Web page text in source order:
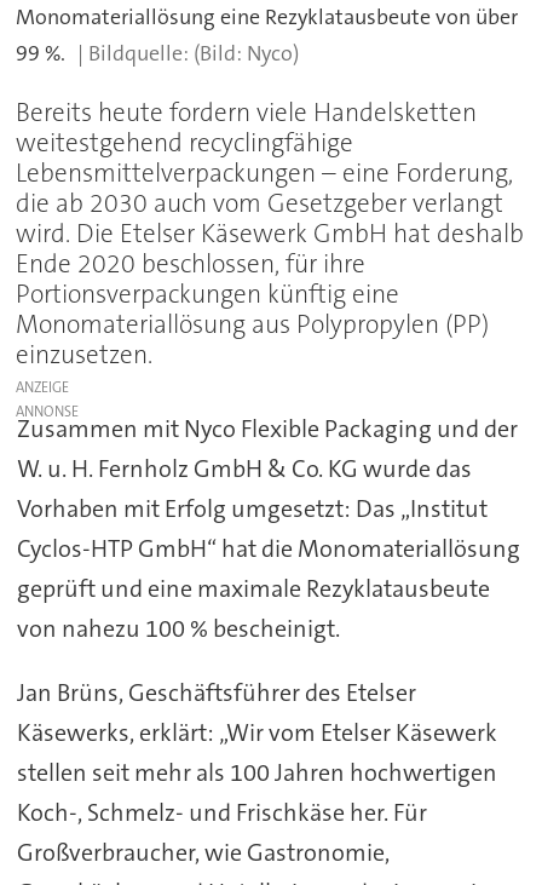
Monomateriallösung eine Rezyklatausbeute von über
99 %.
(Bild: Nyco)
Bereits heute fordern viele Handelsketten
weitestgehend recyclingfähige
Lebensmittelverpackungen – eine Forderung,
die ab 2030 auch vom Gesetzgeber verlangt
wird. Die Etelser Käsewerk GmbH hat deshalb
Ende 2020 beschlossen, für ihre
Portionsverpackungen künftig eine
Monomateriallösung aus Polypropylen (PP)
einzusetzen.
ANZEIGE
Zusammen mit Nyco Flexible Packaging und der
W. u. H. Fernholz GmbH & Co. KG wurde das
Vorhaben mit Erfolg umgesetzt: Das „Institut
Cyclos-HTP GmbH“ hat die Monomateriallösung
geprüft und eine maximale Rezyklatausbeute
von nahezu 100 % bescheinigt.
Jan Brüns, Geschäftsführer des Etelser
Käsewerks, erklärt: „Wir vom Etelser Käsewerk
stellen seit mehr als 100 Jahren hochwertigen
Koch-, Schmelz- und Frischkäse her. Für
Großverbraucher, wie Gastronomie,